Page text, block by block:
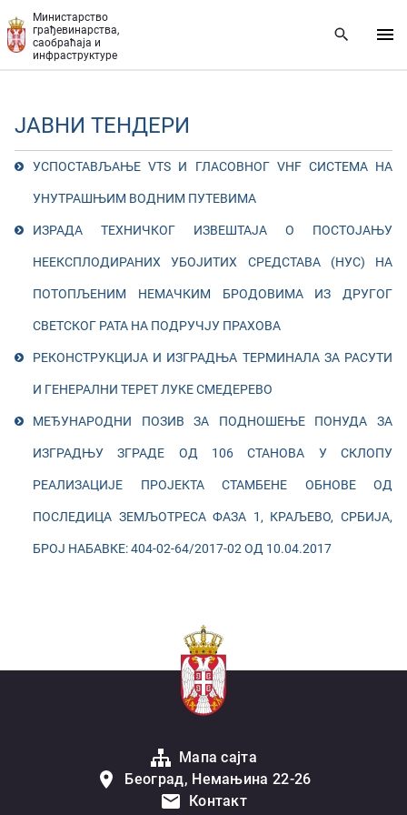
Министарство
грађевинарства,
саобраћаја и
инфраструктуре
ЈАВНИ ТЕНДЕРИ
УСПОСТАВЉАЊЕ VTS И ГЛАСОВНОГ VHF СИСТЕМА НА
УНУТРАШЊИМ ВОДНИМ ПУТЕВИМА
ИЗРАДА ТЕХНИЧКОГ ИЗВЕШТАЈА О ПОСТОЈАЊУ
НЕЕКСПЛОДИРАНИХ УБОЈИТИХ СРЕДСТАВА (НУС) НА
ПОТОПЉЕНИМ НЕМАЧКИМ БРОДОВИМА ИЗ ДРУГОГ
СВЕТСКОГ РАТА НА ПОДРУЧЈУ ПРАХОВА
РЕКОНСТРУКЦИЈА И ИЗГРАДЊА ТЕРМИНАЛА ЗА РАСУТИ
И ГЕНЕРАЛНИ ТЕРЕТ ЛУКЕ СМЕДЕРЕВО
МЕЂУНАРОДНИ ПОЗИВ ЗА ПОДНОШЕЊЕ ПОНУДА ЗА
ИЗГРАДЊУ ЗГРАДЕ ОД 106 СТАНОВА У СКЛОПУ
РЕАЛИЗАЦИЈЕ ПРОЈЕКТА СТАМБЕНЕ ОБНОВЕ ОД
ПОСЛЕДИЦА ЗЕМЉОТРЕСА ФАЗА 1, КРАЉЕВО, СРБИЈА,
БРОЈ НАБАВКЕ: 404-02-64/2017-02 ОД 10.04.2017
Мапа сајта
Београд, Немањина 22-26
Контакт